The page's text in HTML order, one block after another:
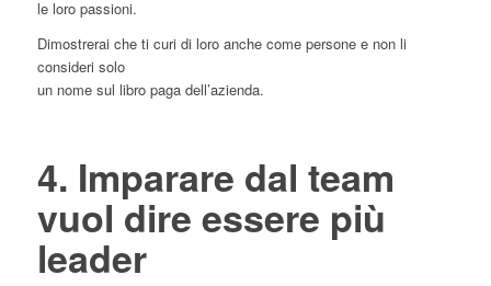
le loro passioni.
Dimostrerai che ti curi di loro anche come persone e non li
consideri solo
un nome sul libro paga dell’azienda.
4. Imparare dal team
vuol dire essere più
leader